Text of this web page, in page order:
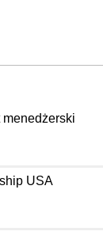
menedżerski
USA